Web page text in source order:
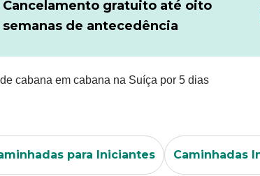
Cancelamento gratuito até oito
semanas de antecedência
cabana em cabana na Suíça por 5 dias
para Iniciantes Caminhadas